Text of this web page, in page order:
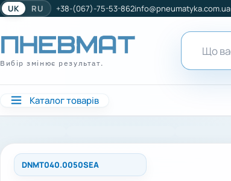
UK RU +38-(067)-75-53-862info@pneumatyka.com.ua
Вибір змінює результат.
Каталог товарів
DNMT040.0050SEA